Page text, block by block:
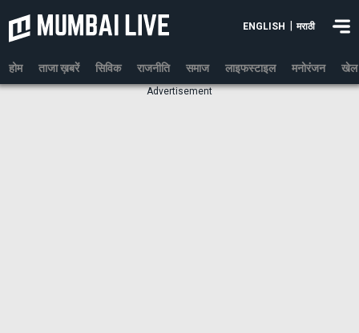
ENGLISH मराठी
होम ताजा ख़बरें सिविक राजनीति समाज लाइफस्टाइल मनोरंजन खेल
Advertisement